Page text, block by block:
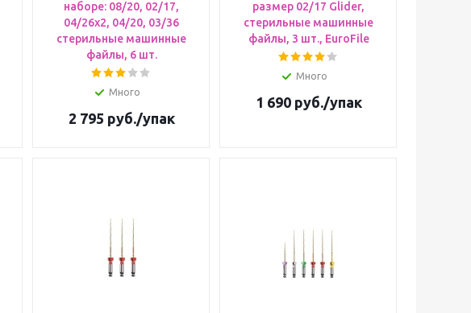
наборе: 08/20, 02/17,
04/26х2, 04/20, 03/36
стерильные машинные
файлы, 6 шт.
Много
2 795 руб./упак
размер 02/17 Glider,
стерильные машинные
файлы, 3 шт., EuroFile
Много
1 690руб./упак